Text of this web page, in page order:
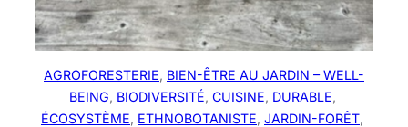
AGROFORESTERIE, BIEN-ÊTRE AU JARDIN – WELL-
BEING, BIODIVERSITÉ, CUISINE, DURABLE
ÉCOSYSTÈME, ETHNOBOTANISTE, JARDIN-FORÊT